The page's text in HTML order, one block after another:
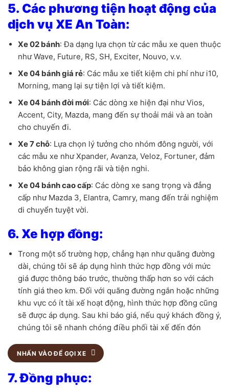
5. Các phương tiện hoạt động của
dịch vụ XE An Toàn:
Xe 02 bánh: Đa dạng lựa chọn từ các mẫu xe quen thuộc
như Wave, Future, RS, SH, Exciter, Nouvo, v.v.
Xe 04 bánh giá rẻ: Các mẫu xe tiết kiệm chi phí như i10,
Morning, mang lại sự tiện lợi và tiết kiệm.
Xe 04 bánh đời mới: Các dòng xe hiện đại như Vios,
Accent, City, Mazda, mang đến sự thoải mái và an toàn
cho chuyến đi.
Xe 7 chỗ: Lựa chọn lý tưởng cho nhóm đông người, với
các mẫu xe như Xpander, Avanza, Veloz, Fortuner, đảm
bảo không gian rộng rãi và tiện nghi.
Xe 04 bánh cao cấp: Các dòng xe sang trọng và đẳng
cấp như Mazda 3, Elantra, Camry, mang đến trải nghiệm
di chuyển tuyệt vời.
6. Xe hợp đồng:
Trong một số trường hợp, chẳng hạn như quãng đường
dài, chúng tôi sẽ áp dụng hình thức hợp đồng với mức
giá được thông báo trước, thường thấp hơn so với cách
tính giá theo km. Đối với quãng đường ngắn hoặc những
khu vực có ít tài xế hoạt động, hình thức hợp đồng cũng
sẽ được áp dụng. Sau khi báo giá, nếu quý khách đồng ý,
chúng tôi sẽ nhanh chóng điều phối tài xế đến đón
NHẤN VÀO ĐỂ GỌI XE
7. Đồng phục: